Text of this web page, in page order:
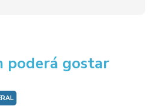
poderá gostar